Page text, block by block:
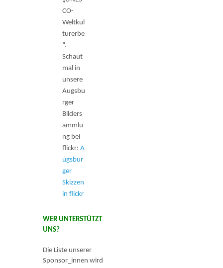
CO-
Weltkul
turerbe
“.
Schaut
mal in
unsere
Augsbu
rger
Bilders
ammlu
ng bei
flickr:A
ugsbur
ger
Skizzen
in flickr
WER UNTERSTÜTZT
UNS?
Die Liste unserer
Sponsor_innen wird